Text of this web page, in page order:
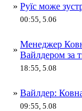
» Руїс може
00:55, 5.06
»
Менеджер
Вайлдером за
18:55, 5.08
» Вайлдер:
09:55, 5.08